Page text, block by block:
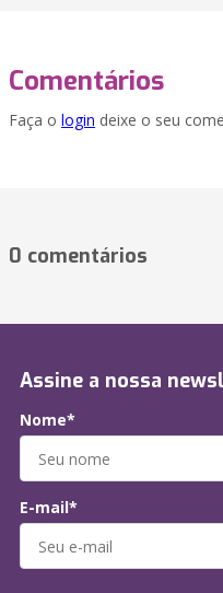
Comentários
Faça o login deixe o seu
0 comentários
Assine a nossa
Nome*
E-mail*